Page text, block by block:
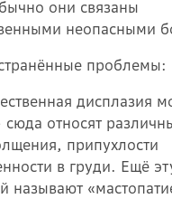
они связаны
неопасными
проблемы:
дисплазия
относят
припухлости
в груди. Ещё
называют